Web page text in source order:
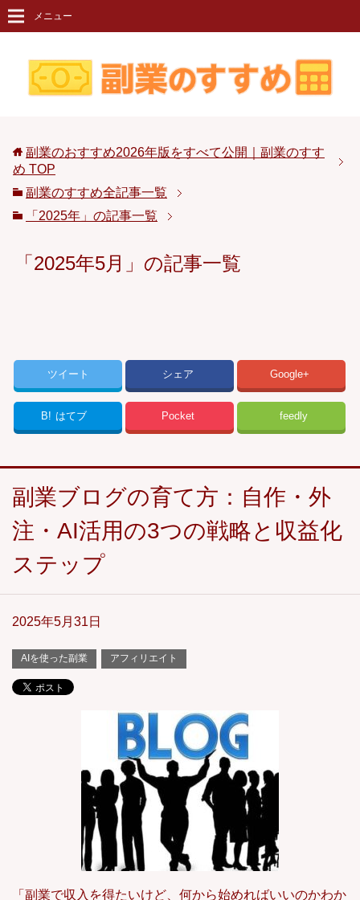
メニュー
副業のおすすめ2026年版をすべて公開｜副業のすす
め TOP
副業のすすめ全記事一覧
「2025年」の記事一覧
「2025年5月」の記事一覧
ツイート シェア Google+
B! はてブ Pocket feedly
副業ブログの育て方：自作・外
注・AI活用の3つの戦略と収益化
ステップ
2025年5月31日
AIを使った副業 アフィリエイト
「副業で収入を得たいけど、何から始めればいいのかわか